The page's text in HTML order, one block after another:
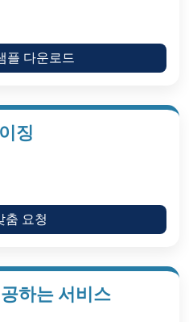
플 다운로드
징
춤 요청
하는 서비스